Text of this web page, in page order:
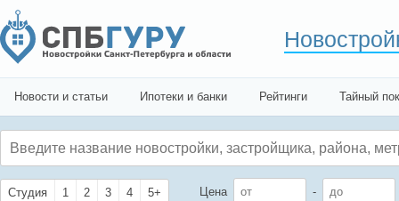
Новости и статьи Ипотеки и банки Рейтинги Тайный
Студия 1 2 3 4 5+ Цена -